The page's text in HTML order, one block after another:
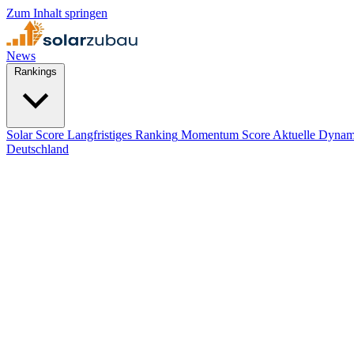
Zum Inhalt springen
News
Solar Score Langfristiges Ranking Momentum Score Aktuelle
Deutschland